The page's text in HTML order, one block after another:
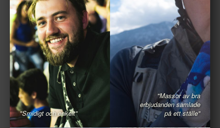
"Smidigt och enkelt"
"Massor av bra
erbjudanden samlade
på ett ställe"